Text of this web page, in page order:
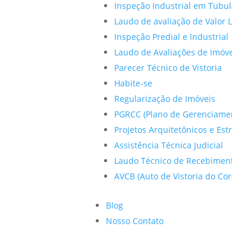
Inspeção Industrial em
Laudo de avaliação de Valor
Inspeção Predial e Industrial
Laudo de Avaliações de
Parecer Técnico de Vistoria
Habite-se
Regularização de Imóveis
PGRCC (Plano de
Projetos Arquitetônicos e
Assistência Técnica Judicial
Laudo Técnico de
AVCB (Auto de Vistoria do
Blog
Nosso Contato